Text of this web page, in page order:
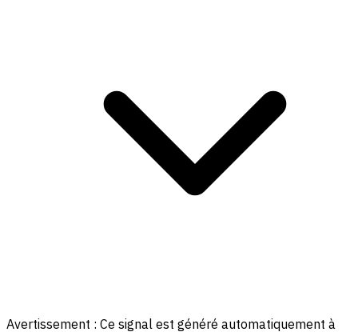
Avertissement : Ce signal est généré automatiquement à